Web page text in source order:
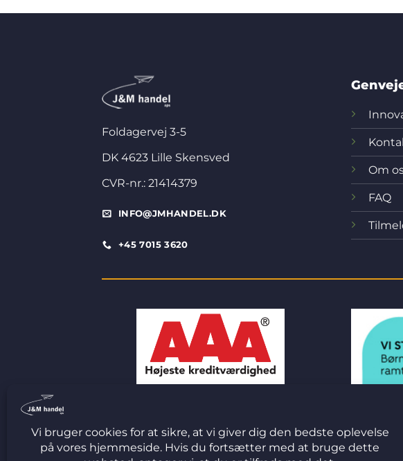
Foldagervej 3-5
DK 4623 Lille Skensved
CVR-nr.: 21414379
INFO@JMHANDEL.DK
+45 7015 3620
Om
FAQ
© 2026 J&M Handel ApS